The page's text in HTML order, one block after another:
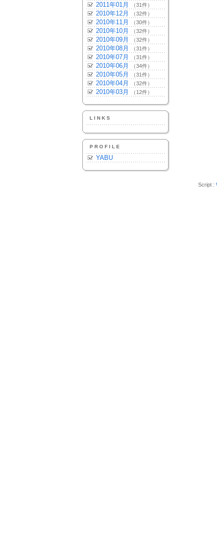
2011年01月 （31件）
2010年12月 （32件）
2010年11月 （30件）
2010年10月 （32件）
2010年09月 （32件）
2010年08月 （31件）
2010年07月 （31件）
2010年06月 （34件）
2010年05月 （31件）
2010年04月 （32件）
2010年03月 （12件）
LINKS
PROFILE
YABU
Script :